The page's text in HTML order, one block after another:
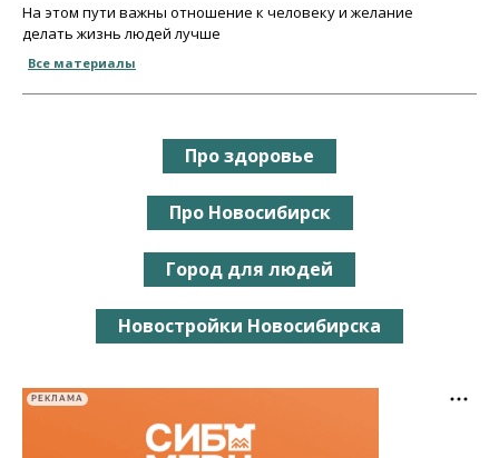
На этом пути важны отношение к человеку и желание
делать жизнь людей лучше
Все материалы
Про здоровье
Про Новосибирск
Город для людей
Новостройки Новосибирска
РЕКЛАМА